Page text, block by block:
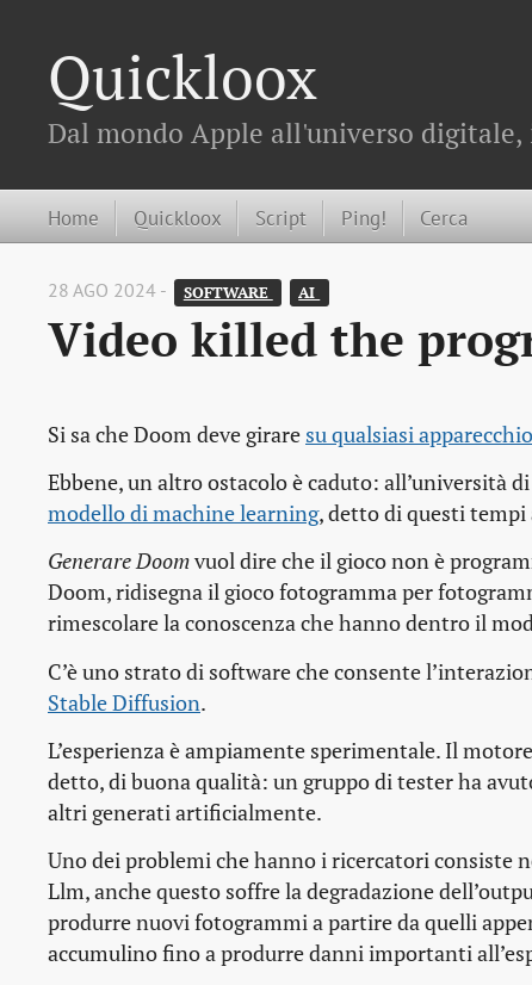
Quickloox
Dal mondo Apple all'universo
Home Quickloox Script Ping! Cerca
28 AGO 2024 - SOFTWARE AI
Video killed the
Si sa che Doom deve girare su qualsiasi apparecchio
Ebbene, un altro ostacolo è caduto: all’università
modello di machine learning, detto di questi
Generare Doomvuol dire che il gioco non è
Doom, ridisegna il gioco fotogramma per
rimescolare la conoscenza che hanno dentro il
C’è uno strato di software che consente
Stable Diffusion.
L’esperienza è ampiamente sperimentale. Il
detto, di buona qualità: un gruppo di tester ha
altri generati artificialmente.
Uno dei problemi che hanno i ricercatori consiste
Llm, anche questo soffre la degradazione
produrre nuovi fotogrammi a partire da quelli
accumulino fino a produrre danni importanti